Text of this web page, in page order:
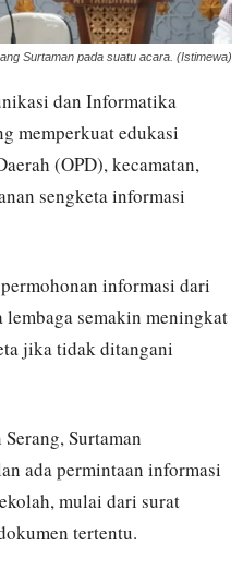
Surtaman pada suatu acara. (Istimewa)
dan Informatika
memperkuat edukasi
(OPD), kecamatan,
sengketa informasi
informasi dari
semakin meningkat
jika tidak ditangani
Surtaman
ada permintaan informasi
mulai dari surat
tertentu.